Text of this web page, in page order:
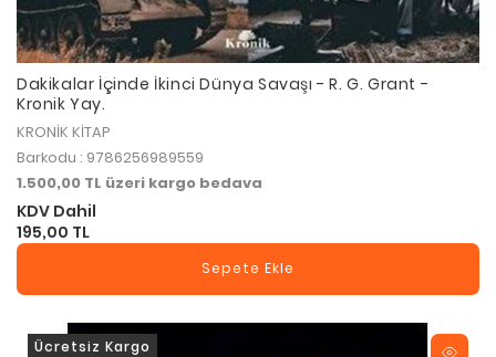
Dakikalar İçinde İkinci Dünya Savaşı - R. G. Grant -
Kronik Yay.
KRONİK KİTAP
Barkodu : 9786256989559
1.500,00 TL üzeri kargo bedava
KDV Dahil
195,00 TL
Sepete Ekle
Ücretsiz Kargo